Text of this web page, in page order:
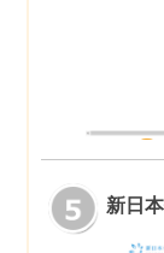
新日